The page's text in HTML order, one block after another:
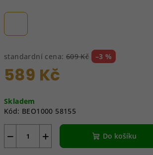
standardní cena: 609 Kč –3 %
589 Kč
cena:
Skladem
Kód: BEO1000 58155
+
− Do košíku